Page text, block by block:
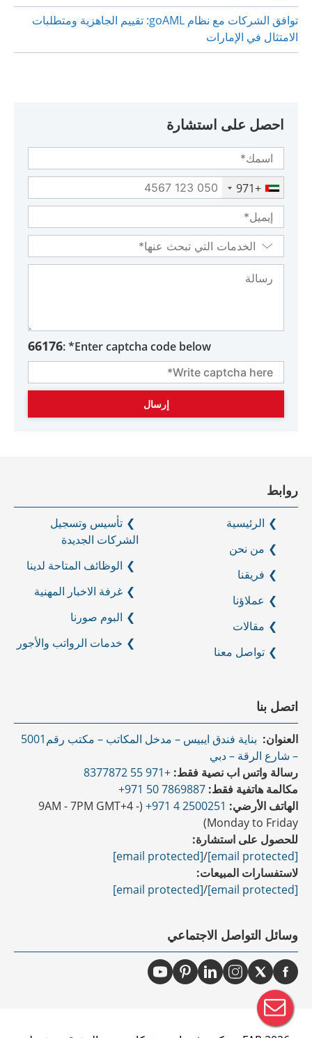
توافق الشركات مع نظام goAML: تقييم الجاهزية ومتطلبات
الامتثال في الإمارات
احصل على استشارة
+971
Enter captcha code below* :
66176
روابط
الرئيسية
من نحن
فريقنا
عملاؤنا
مقالات
تواصل معنا
تأسيس وتسجيل
الشركات الجديدة
الوظائف المتاحة لدينا
غرفة الاخبار المهنية
البوم صورنا
خدمات الرواتب والأجور
اتصل بنا
العنوان:
بناية فندق ايبيس – مدخل المكاتب – مكتب رقم5001
– شارع الرقة – دبي
رسالة واتس اب نصية فقط: +971 55 8377872
مكالمة هاتفية فقط: 7869887 50 971+
الهاتف الأرضي: 2500251 4 971+
(9AM - 7PM GMT+4 -
Monday to Friday)
للحصول على استشارة:
[email protected]
/
[email protected]
لاستفسارات المبيعات:
[email protected]
/
[email protected]
وسائل التواصل الاجتماعي